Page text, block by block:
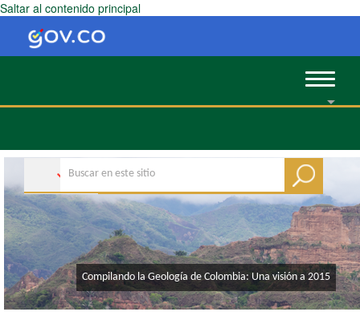
Saltar al contenido principal
Toggle
​​​​​​​Compilando la Geología de Colombia: Una visión a 2015